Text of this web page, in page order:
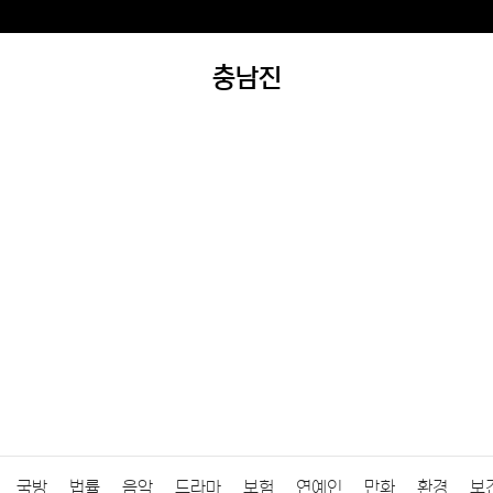
충남진
국방 법률 음악 드라마 보험 연예인 만화 환경 보